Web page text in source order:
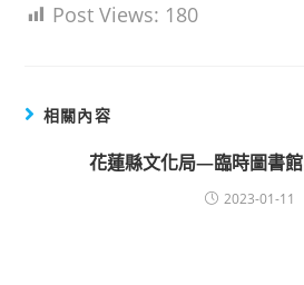
Post Views: 180
相關內容
花蓮縣文化局—臨時圖書
2023-01-11